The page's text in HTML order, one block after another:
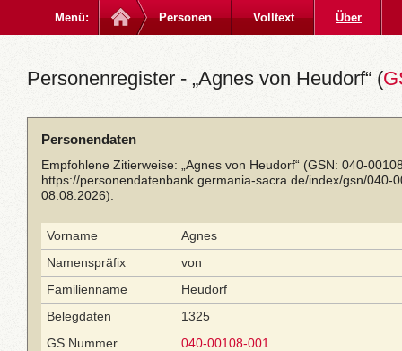
Menü: Personen Volltext Über
Personenregister - „Agnes von Heudorf“ (
Personendaten
Empfohlene Zitierweise: „Agnes von Heudorf“ (GSN: 040-
https://personendatenbank.germania-sacra.de/index/gsn/040-
08.08.2026).
Vorname
Agnes
Namenspräfix
von
Familienname
Heudorf
Belegdaten
1325
GS Nummer
040-00108-001